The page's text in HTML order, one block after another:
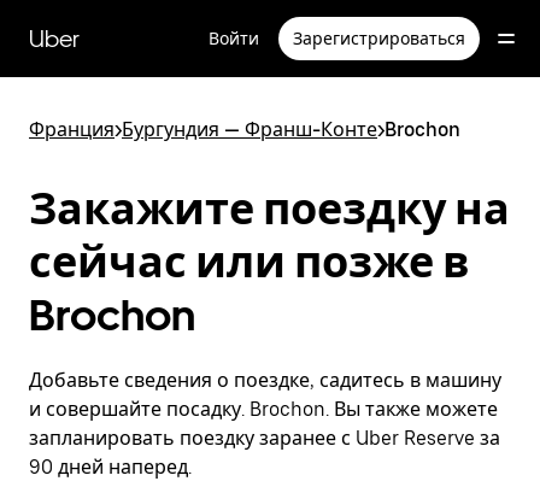
перейти
к
Uber Войти Зарегистрироваться
Франция>Бургундия — Франш-Конте>Brochon
Закажите поездку на
сейчас или позже в
Brochon
Добавьте сведения о поездке, садитесь в машину
и совершайте посадку. Brochon. Вы также можете
запланировать поездку заранее с Uber Reserve за
90 дней наперед.